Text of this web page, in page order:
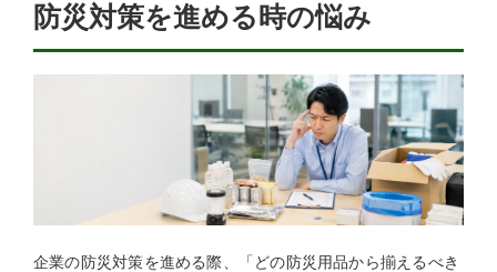
防災対策を進める時の悩み
企業の防災対策を進める際、「どの防災用品から揃えるべき